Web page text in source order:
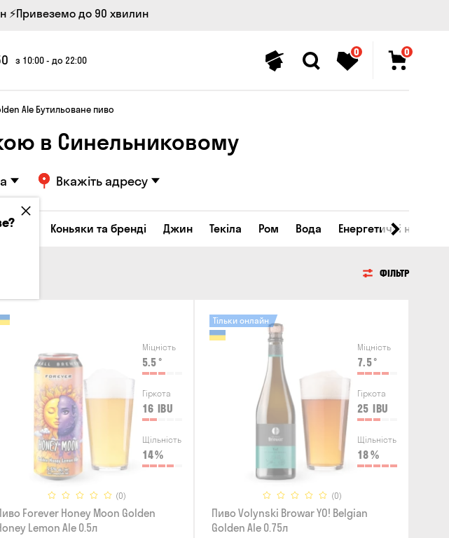
⚡Привеземо до 90 хвилин
з 10:00 - до 22:00
0 0
Ale Бутильоване пиво
в Синельниковому
Вкажіть адресу
Коньяки та бренді Джин Текіла Ром Вода Енергетичні напої
ФІЛЬТР
Міцність
5.5 °
Гіркота
16 IBU
Щільність
14%
(0)
Forever Honey Moon Golden
Lemon Ale 0.5л
Міцність
7.5°
Гіркота
25 IBU
Щільність
18%
(0)
Тільки онлайн
Пиво Volynski Browar YO! Belgian
Golden Ale 0.75л